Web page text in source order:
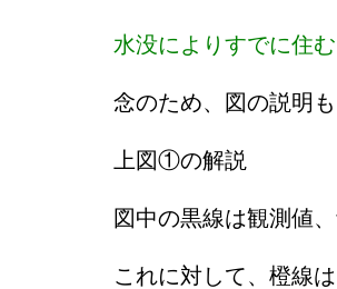
水没によりすでに住
念のため、図の説明も
上図①の解説
図中の黒線は観測値
これに対して、橙線